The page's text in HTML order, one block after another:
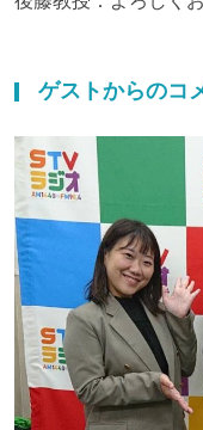
ゲストからのコ